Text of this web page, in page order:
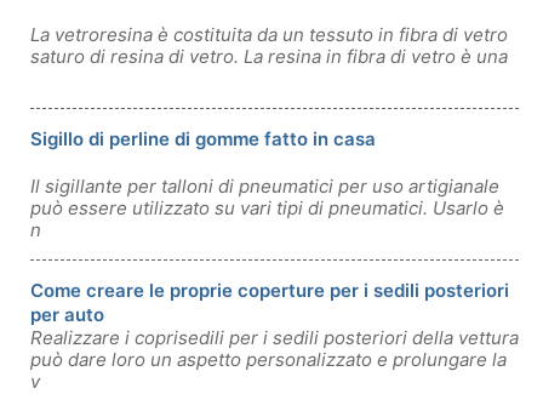
La vetroresina è costituita da un tessuto in fibra di vetro
saturo di resina di vetro. La resina in fibra di vetro è una
Sigillo di perline di gomme fatto in casa
Il sigillante per talloni di pneumatici per uso artigianale
può essere utilizzato su vari tipi di pneumatici. Usarlo è
n
Come creare le proprie coperture per i sedili posteriori
per auto
Realizzare i coprisedili per i sedili posteriori della vettura
può dare loro un aspetto personalizzato e prolungare la
v